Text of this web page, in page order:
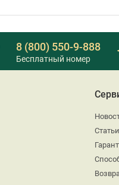
8 (800) 550-9-888
Бесплатный номер
Статьи